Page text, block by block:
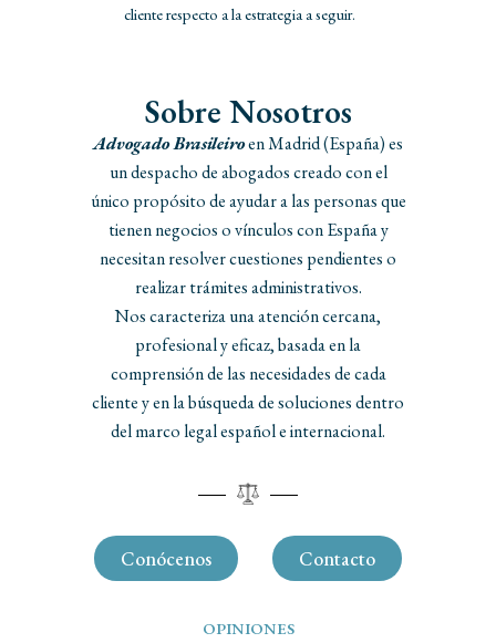
cliente respecto a la estrategia a seguir.
Sobre Nosotros
Advogado Brasileiroen Madrid (España) es
un despacho de abogados creado con el
único propósito de ayudar a las personas que
tienen negocios o vínculos con España y
necesitan resolver cuestiones pendientes o
realizar trámites administrativos.
Nos caracteriza una atención cercana,
profesional y eficaz, basada en la
comprensión de las necesidades de cada
cliente y en la búsqueda de soluciones dentro
del marco legal español e internacional.
Conócenos Contacto
OPINIONES